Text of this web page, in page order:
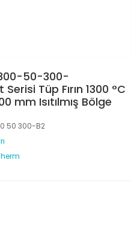
50-300-
Tüp Fırın 1300 °C
mm Isıtılmış Bölge
50 300-B2